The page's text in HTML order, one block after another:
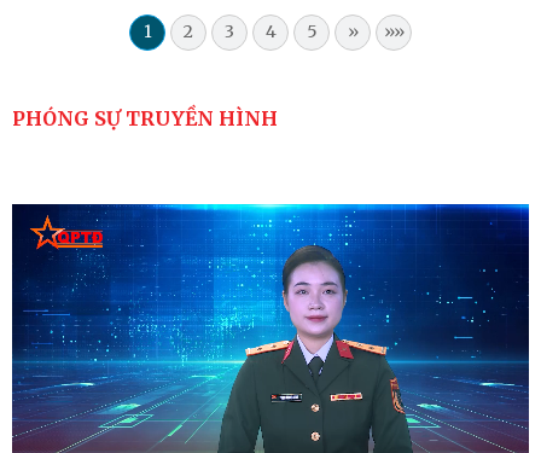
1 2 3 4 5 » »»
PHÓNG SỰ TRUYỀN HÌNH